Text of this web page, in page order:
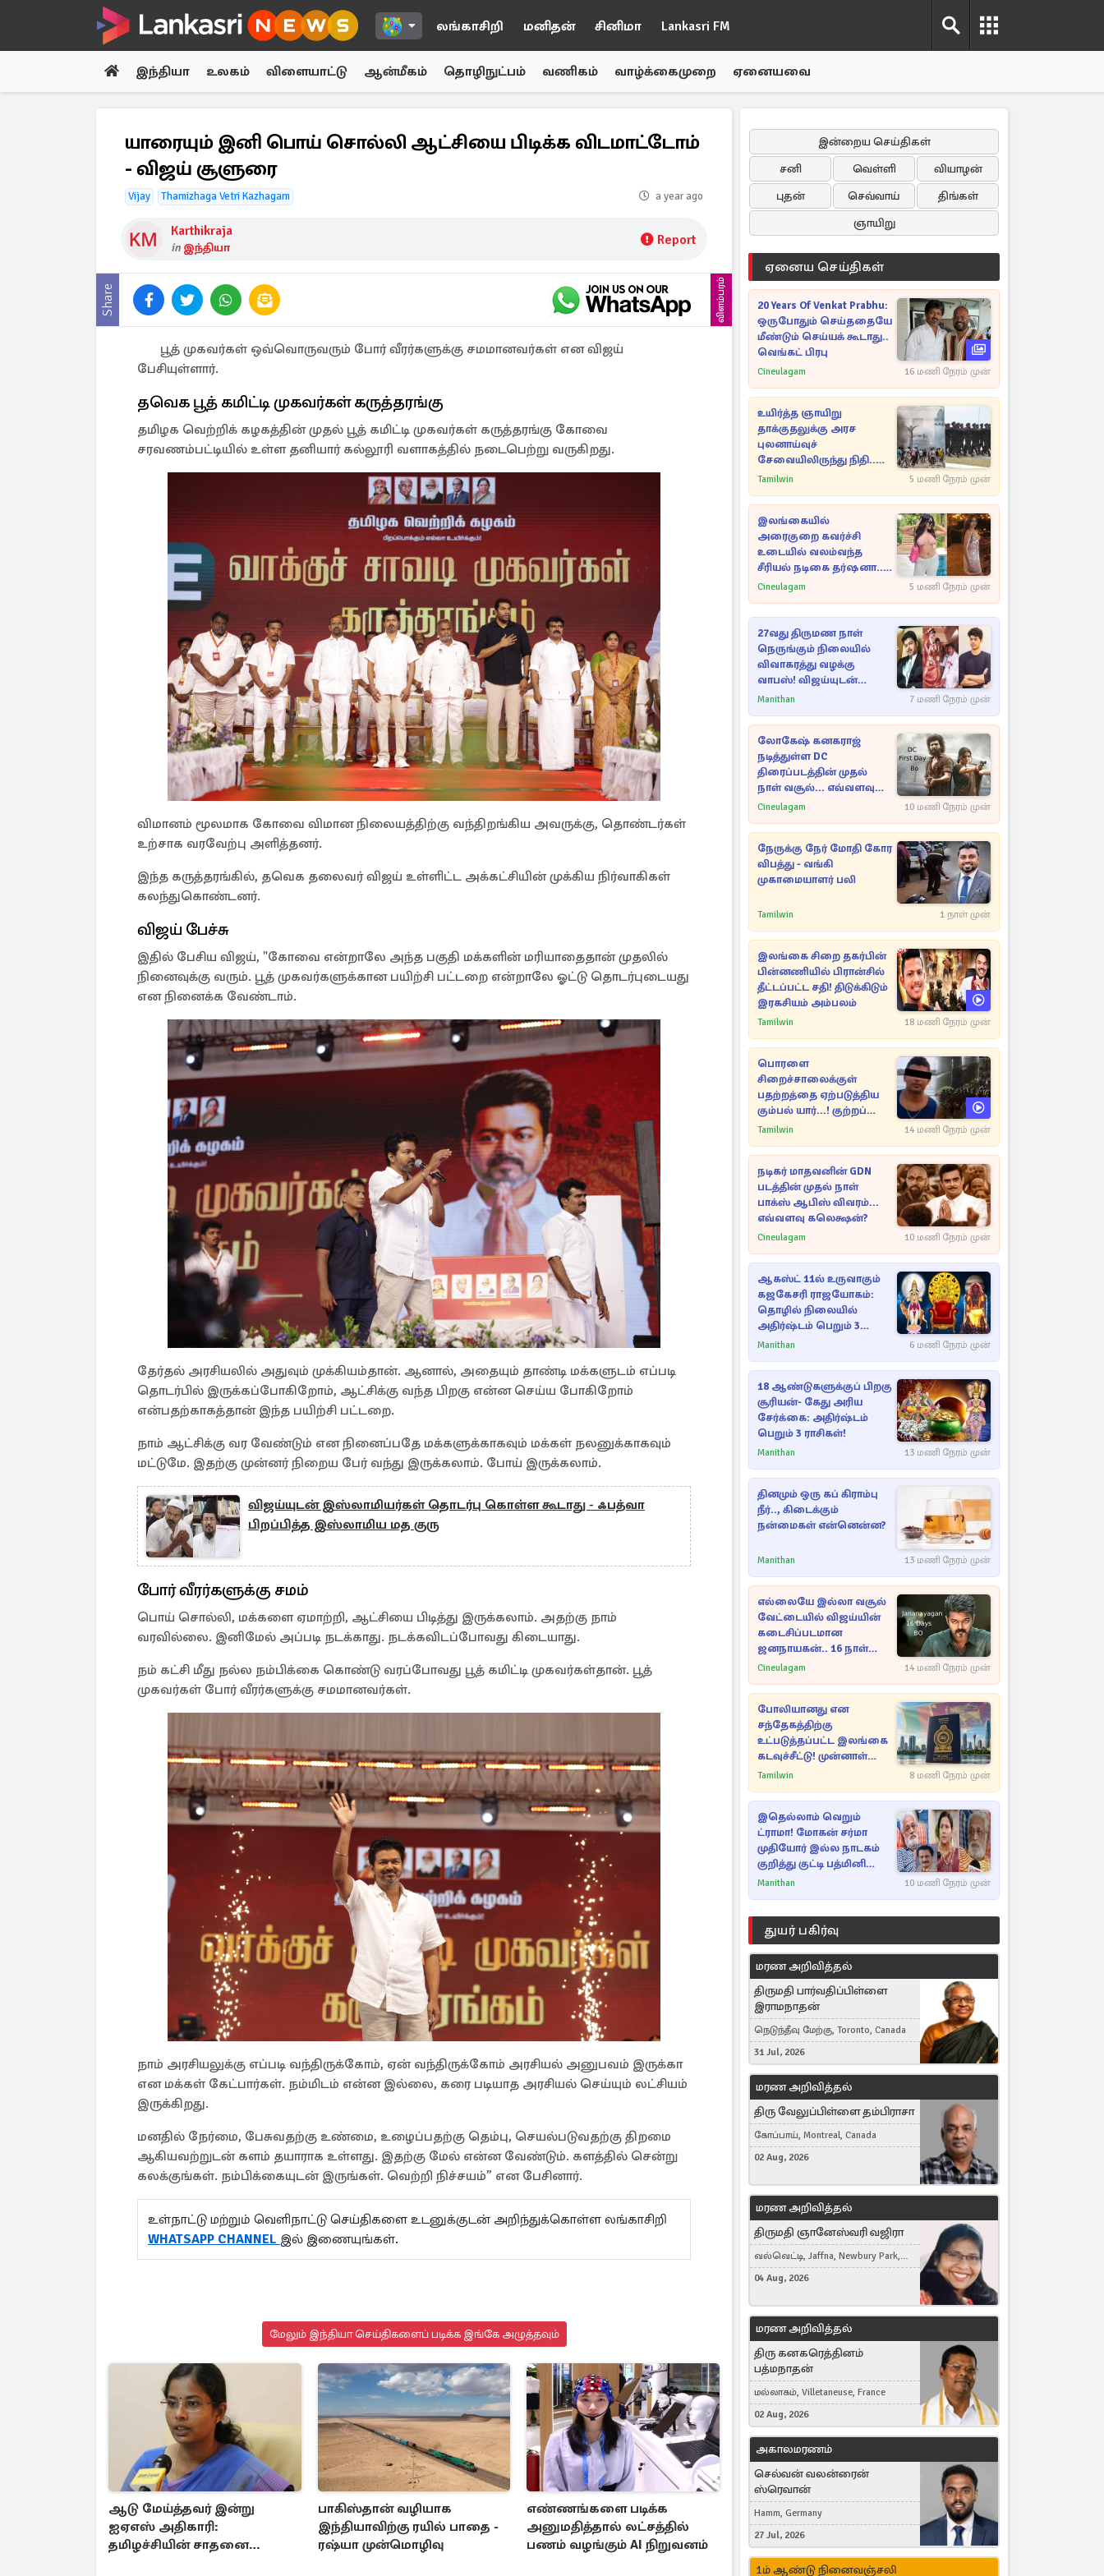
லங்காசிறி மனிதன் சினிமா Lankasri FM
இந்தியா உலகம் விளையாட்டு ஆன்மீகம் தொழிநுட்பம் வணிகம் வாழ்க்கைமுறை ஏனையவை
யாரையும் இனி பொய் சொல்லி ஆட்சியை பிடிக்க விடமாட்டோம்
- விஜய் சூளுரை
Vijay Thamizhaga Vetri Kazhagam a year ago
Karthikraja
in இந்தியா Report
Share விளம்பரம்
பூத் முகவர்கள் ஒவ்வொருவரும் போர் வீரர்களுக்கு சமமானவர்கள் என விஜய்
பேசியுள்ளார்.
தவெக பூத் கமிட்டி முகவர்கள் கருத்தரங்கு
தமிழக வெற்றிக் கழகத்தின் முதல் பூத் கமிட்டி முகவர்கள் கருத்தரங்கு கோவை
சரவணம்பட்டியில் உள்ள தனியார் கல்லூரி வளாகத்தில் நடைபெற்று வருகிறது.
விமானம் மூலமாக கோவை விமான நிலையத்திற்கு வந்திறங்கிய அவருக்கு, தொண்டர்கள்
உற்சாக வரவேற்பு அளித்தனர்.
இந்த கருத்தரங்கில், தவெக தலைவர் விஜய் உள்ளிட்ட அக்கட்சியின் முக்கிய நிர்வாகிகள்
கலந்துகொண்டனர்.
விஜய் பேச்சு
இதில் பேசிய விஜய், "கோவை என்றாலே அந்த பகுதி மக்களின் மரியாதைதான் முதலில்
நினைவுக்கு வரும். பூத் முகவர்களுக்கான பயிற்சி பட்டறை என்றாலே ஓட்டு தொடர்புடையது
என நினைக்க வேண்டாம்.
தேர்தல் அரசியலில் அதுவும் முக்கியம்தான். ஆனால், அதையும் தாண்டி மக்களுடம் எப்படி
தொடர்பில் இருக்கப்போகிறோம், ஆட்சிக்கு வந்த பிறகு என்ன செய்ய போகிறோம்
என்பதற்காகத்தான் இந்த பயிற்சி பட்டறை.
நாம் ஆட்சிக்கு வர வேண்டும் என நினைப்பதே மக்களுக்காகவும் மக்கள் நலனுக்காகவும்
மட்டுமே. இதற்கு முன்னர் நிறைய பேர் வந்து இருக்கலாம். போய் இருக்கலாம்.
விஜய்யுடன் இஸ்லாமியர்கள் தொடர்பு கொள்ள கூடாது - ஃபத்வா
பிறப்பித்த இஸ்லாமிய மத குரு
போர் வீரர்களுக்கு சமம்
பொய் சொல்லி, மக்களை ஏமாற்றி, ஆட்சியை பிடித்து இருக்கலாம். அதற்கு நாம்
வரவில்லை. இனிமேல் அப்படி நடக்காது. நடக்கவிடப்போவது கிடையாது.
நம் கட்சி மீது நல்ல நம்பிக்கை கொண்டு வரப்போவது பூத் கமிட்டி முகவர்கள்தான். பூத்
முகவர்கள் போர் வீரர்களுக்கு சமமானவர்கள்.
நாம் அரசியலுக்கு எப்படி வந்திருக்கோம், ஏன் வந்திருக்கோம் அரசியல் அனுபவம் இருக்கா
என மக்கள் கேட்பார்கள். நம்மிடம் என்ன இல்லை, கரை படியாத அரசியல் செய்யும் லட்சியம்
இருக்கிறது.
மனதில் நேர்மை, பேசுவதற்கு உண்மை, உழைப்பதற்கு தெம்பு, செயல்படுவதற்கு திறமை
ஆகியவற்றுடன் களம் தயாராக உள்ளது. இதற்கு மேல் என்ன வேண்டும். களத்தில் சென்று
கலக்குங்கள். நம்பிக்கையுடன் இருங்கள். வெற்றி நிச்சயம்” என பேசினார்.
உள்நாட்டு மற்றும் வெளிநாட்டு செய்திகளை உடனுக்குடன் அறிந்துக்கொள்ள லங்காசிறி
WHATSAPP CHANNEL இல் இணையுங்கள்.
மேலும் இந்தியா செய்திகளைப் படிக்க இங்கே அழுத்தவும்
ஆடு மேய்த்தவர் இன்று
ஐஏஎஸ் அதிகாரி:
தமிழச்சியின் சாதனை
பாகிஸ்தான் வழியாக
இந்தியாவிற்கு ரயில் பாதை -
ரஷ்யா முன்மொழிவு
எண்ணங்களை படிக்க
அனுமதித்தால் லட்சத்தில்
பணம் வழங்கும் AI நிறுவனம்
இன்றைய செய்திகள்
சனி
வெள்ளி
வியாழன்
புதன்
செவ்வாய்
திங்கள்
ஞாயிறு
ஏனைய செய்திகள்
20 Years Of Venkat Prabhu:
ஒருபோதும் செய்ததையே
மீண்டும் செய்யக் கூடாது..
வெங்கட் பிரபு
Cineulagam 16 மணி நேரம் முன்
உயிர்த்த ஞாயிறு
தாக்குதலுக்கு அரச
புலனாய்வுச்
சேவையிலிருந்து நிதி..
வெளியான அதிர்ச்சி
Tamilwin 5 மணி நேரம் முன்
இலங்கையில்
அரைகுறை கவர்ச்சி
உடையில் வலம்வந்த
சீரியல் நடிகை தர்ஷனா...
அவரே வெளியிட்ட
Cineulagam 5 மணி நேரம் முன்
27வது திருமண நாள்
நெருங்கும் நிலையில்
விவாகரத்து வழக்கு
வாபஸ்! விஜய்யுடன்
மீண்டும் இணைவாரா?
Manithan 7 மணி நேரம் முன்
லோகேஷ் கனகராஜ்
நடித்துள்ள DC
திரைப்படத்தின் முதல்
நாள் வசூல்... எவ்வளவு
தெரியுமா?
Cineulagam 10 மணி நேரம் முன்
நேருக்கு நேர் மோதி கோர
விபத்து - வங்கி
முகாமையாளர் பலி
Tamilwin 1 நாள் முன்
இலங்கை சிறை தகர்பின்
பின்னணியில் பிரான்சில்
தீட்டப்பட்ட சதி! திடுக்கிடும்
இரகசியம் அம்பலம்
Tamilwin 18 மணி நேரம் முன்
பொரளை
சிறைச்சாலைக்குள்
பதற்றத்தை ஏற்படுத்திய
கும்பல் யார்...! குற்றப்
பின்னணி தொடர்பில்
Tamilwin 14 மணி நேரம் முன்
நடிகர் மாதவனின் GDN
படத்தின் முதல் நாள்
பாக்ஸ் ஆபிஸ் விவரம்...
எவ்வளவு கலெக்ஷன்?
Cineulagam 10 மணி நேரம் முன்
ஆகஸ்ட் 11ல் உருவாகும்
கஜகேசரி ராஜயோகம்:
தொழில் நிலையில்
அதிர்ஷ்டம் பெறும் 3
ராசிகள்!
Manithan 6 மணி நேரம் முன்
18 ஆண்டுகளுக்குப் பிறகு
சூரியன்- கேது அரிய
சேர்க்கை: அதிர்ஷ்டம்
பெறும் 3 ராசிகள்!
Manithan 13 மணி நேரம் முன்
தினமும் ஒரு கப் கிராம்பு
நீர்.., கிடைக்கும்
நன்மைகள் என்னென்ன?
Manithan 13 மணி நேரம் முன்
எல்லையே இல்லா வசூல்
வேட்டையில் விஜய்யின்
கடைசிப்படமான
ஜனநாயகன்.. 16 நாள்
பாக்ஸ் ஆபிஸ்
Cineulagam 14 மணி நேரம் முன்
போலியானது என
சந்தேகத்திற்கு
உட்படுத்தப்பட்ட இலங்கை
கடவுச்சீட்டு! முன்னாள்
எம்.பிக்கு
சிக்கல்
Tamilwin 8 மணி நேரம் முன்
இதெல்லாம் வெறும்
ட்ராமா! மோகன் சர்மா
முதியோர் இல்ல நாடகம்
குறித்து குட்டி பத்மினி
பரபரப்பு பேட்டி
Manithan 10 மணி நேரம் முன்
துயர் பகிர்வு
மரண அறிவித்தல்
திருமதி பார்வதிப்பிள்ளை
இராமநாதன்
நெடுந்தீவு மேற்கு, Toronto, Canada
31 Jul, 2026
மரண அறிவித்தல்
திரு வேலுப்பிள்ளை தம்பிராசா
கோப்பாய், Montreal, Canada
02 Aug, 2026
மரண அறிவித்தல்
திருமதி ஞானேஸ்வரி வஜிரா
வல்வெட்டி, Jaffna, Newbury Park,
United Kingdom
04 Aug, 2026
மரண அறிவித்தல்
திரு கனகரெத்தினம்
பத்மநாதன்
மல்லாகம், Villetaneuse, France
02 Aug, 2026
அகாலமரணம்
செல்வன் வலன்ரைன்
ஸ்ரெவான்
Hamm, Germany
27 Jul, 2026
1ம் ஆண்டு நினைவஞ்சலி